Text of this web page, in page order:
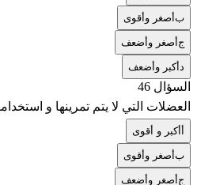
بأصغر وأقوى
جأصغر وأضعف
أكبر وأضعف
السؤال 46
العضلات التي لا يتم تمرينها و
أكبر و أقوى
بأصغر وأقوى
جأصغر وأضعف